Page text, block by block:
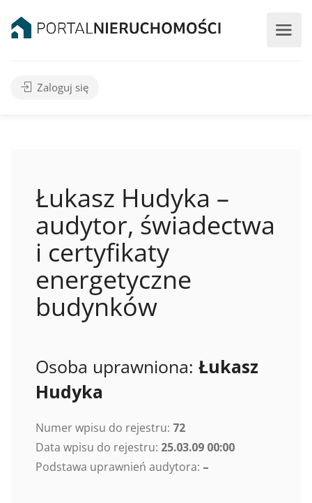
Zaloguj się
Łukasz Hudyka –
audytor, świadectwa
i certyfikaty
energetyczne
budynków
Osoba uprawniona: Łukasz
Hudyka
Numer wpisu do rejestru: 72
Data wpisu do rejestru: 25.03.09 00:00
Podstawa uprawnień audytora: –